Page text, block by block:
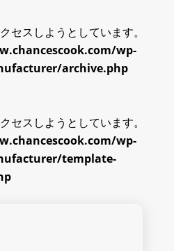
セスしようとしています。
wp-
archive.php
セスしようとしています。
wp-
template-